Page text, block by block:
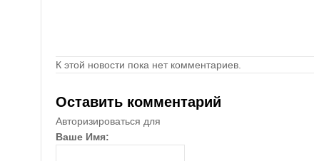
К этой новости пока нет комментариев.
Оставить комментарий
Авторизироваться для
Ваше Имя: